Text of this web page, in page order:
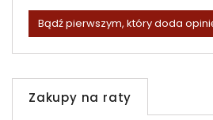
Bądź pierwszym, który doda
Zakupy na raty